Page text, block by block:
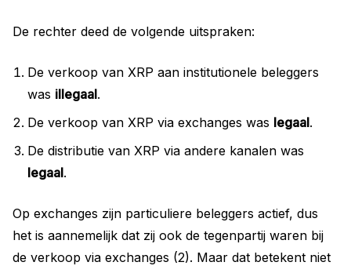
De rechter deed de volgende uitspraken:
De verkoop van XRP aan institutionele beleggers
was illegaal.
De verkoop van XRP via exchanges was legaal.
De distributie van XRP via andere kanalen was
legaal.
Op exchanges zijn particuliere beleggers actief, dus
het is aannemelijk dat zij ook de tegenpartij waren bij
de verkoop via exchanges (2). Maar dat betekent niet